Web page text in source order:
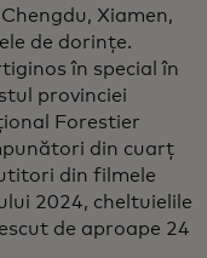
Xiamen,
de dorințe.
în special în
provinciei
Forestier
din cuarț
din filmele
2024, cheltuielile
de aproape 24